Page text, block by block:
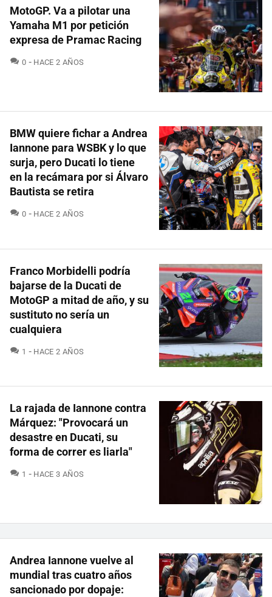
MotoGP. Va a pilotar una
Yamaha M1 por petición
expresa de Pramac Racing
0 COMENTARIOS
HACE 2 AÑOS
BMW quiere fichar a Andrea
Iannone para WSBK y lo que
surja, pero Ducati lo tiene
en la recámara por si Álvaro
Bautista se retira
0 COMENTARIOS
HACE 2 AÑOS
Franco Morbidelli podría
bajarse de la Ducati de
MotoGP a mitad de año, y su
sustituto no sería un
cualquiera
1 COMENTARIOS
HACE 2 AÑOS
La rajada de Iannone contra
Márquez: "Provocará un
desastre en Ducati, su
forma de correr es liarla"
1 COMENTARIOS
HACE 3 AÑOS
Andrea Iannone vuelve al
mundial tras cuatro años
sancionado por dopaje: